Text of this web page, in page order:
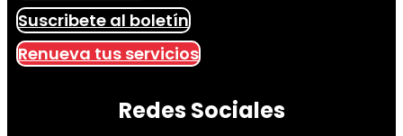
Suscribete al boletín
Renueva tus servicios
Redes Sociales